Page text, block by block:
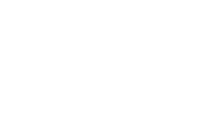
Personnalisez vos préférences pour